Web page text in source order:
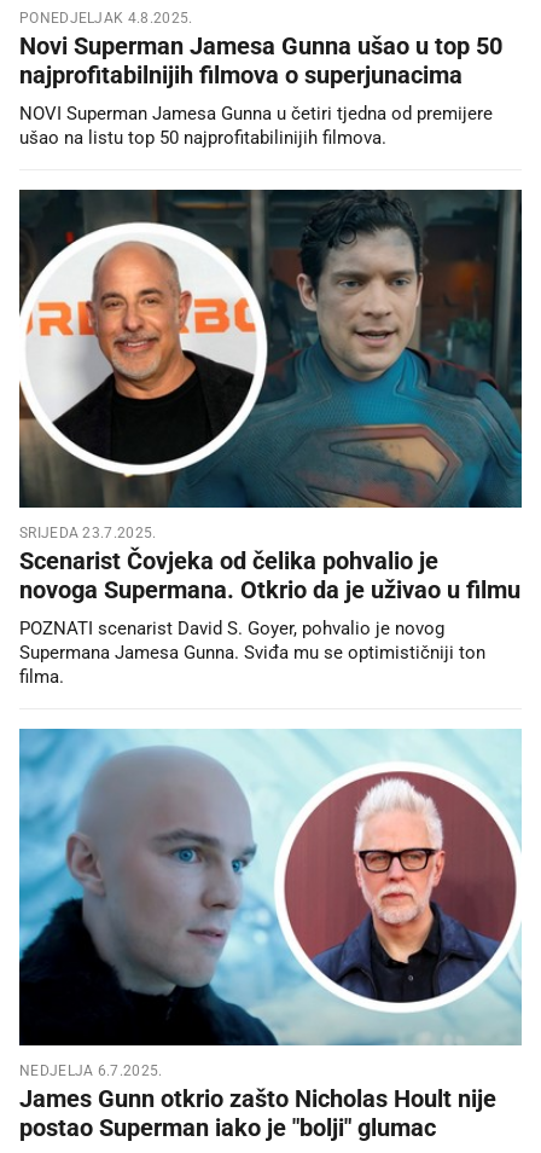
PONEDJELJAK 4.8.2025.
Novi Superman Jamesa Gunna ušao u top 50
najprofitabilnijih filmova o superjunacima
NOVI Superman Jamesa Gunna u četiri tjedna od premijere
ušao na listu top 50 najprofitabilinijih filmova.
SRIJEDA 23.7.2025.
Scenarist Čovjeka od čelika pohvalio je
novoga Supermana. Otkrio da je uživao u filmu
POZNATI scenarist David S. Goyer, pohvalio je novog
Supermana Jamesa Gunna. Sviđa mu se optimističniji ton
filma.
NEDJELJA 6.7.2025.
James Gunn otkrio zašto Nicholas Hoult nije
postao Superman iako je "bolji" glumac